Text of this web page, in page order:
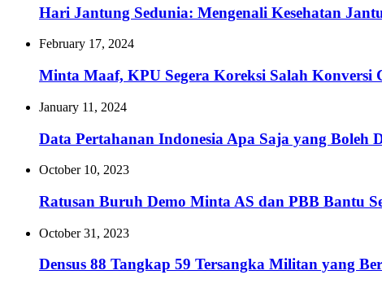
Hari Jantung Sedunia: Mengenali Kesehatan
February 17, 2024
Minta Maaf, KPU Segera Koreksi Salah Konversi
January 11, 2024
Data Pertahanan Indonesia Apa Saja yang Boleh
October 10, 2023
Ratusan Buruh Demo Minta AS dan PBB Bantu
October 31, 2023
Densus 88 Tangkap 59 Tersangka Militan yang